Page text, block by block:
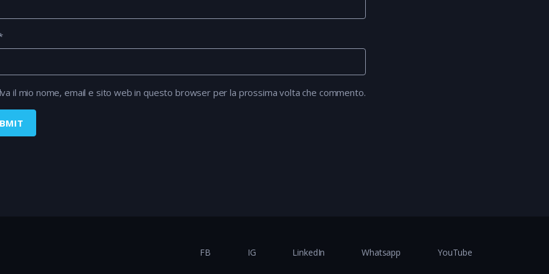
il mio nome, email e sito web in questo browser per la prossima volta che commento.
FB IG LinkedIn Whatsapp YouTube